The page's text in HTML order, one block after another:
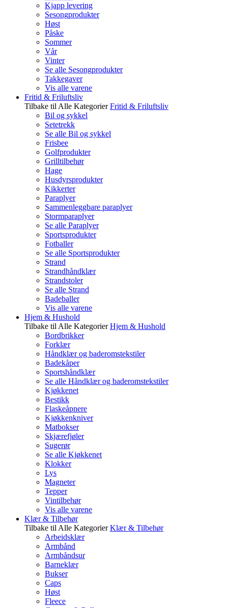
Kjapp levering
Sesongprodukter
Høst
Påske
Sommer
Vår
Vinter
Se alle Sesongprodukter
Takkegaver
Vis alle varene
Fritid & Friluftsliv
Tilbake til Alle Kategorier Fritid & Friluftsliv
Bil og sykkel
Setetrekk
Se alle Bil og sykkel
Frisbee
Golfprodukter
Grilltilbehør
Hage
Husdyrsprodukter
Kikkerter
Paraplyer
Sammenleggbare paraplyer
Stormparaplyer
Se alle Paraplyer
Sportsprodukter
Fotballer
Se alle Sportsprodukter
Strand
Strandhåndklær
Strandstoler
Se alle Strand
Badeballer
Vis alle varene
Hjem & Hushold
Tilbake til Alle Kategorier Hjem & Hushold
Bordbrikker
Forklær
Håndklær og baderomstekstiler
Badekåper
Sportshåndklær
Se alle Håndklær og baderomstekstiler
Kjøkkenet
Bestikk
Flaskeåpnere
Kjøkkenkniver
Matbokser
Skjærefjøler
Sugerør
Se alle Kjøkkenet
Klokker
Lys
Magneter
Tepper
Vintilbehør
Vis alle varene
Klær & Tilbehør
Tilbake til Alle Kategorier Klær & Tilbehør
Arbeidsklær
Armbånd
Armbåndsur
Barneklær
Bukser
Caps
Høst
Fleece